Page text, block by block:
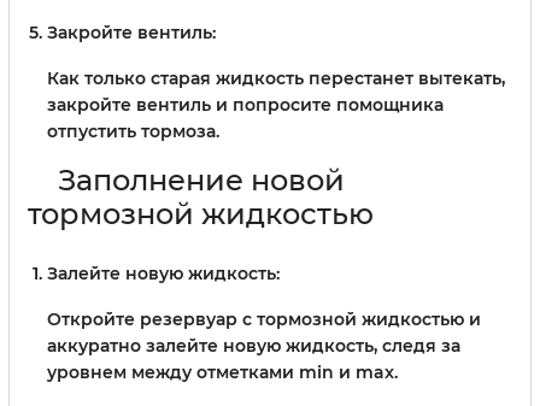
Закройте вентиль:
Как только старая жидкость перестанет вытекать,
закройте вентиль и попросите помощника
отпустить тормоза.
Заполнение новой
тормозной жидкостью
Залейте новую жидкость:
Откройте резервуар с тормозной жидкостью и
аккуратно залейте новую жидкость, следя за
уровнем между отметками min и max.